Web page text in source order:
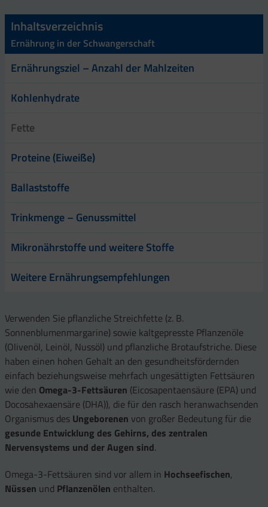
Inhaltsverzeichnis
Ernährung in der Schwangerschaft
Ernährungsziel – Anzahl der Mahlzeiten
Kohlenhydrate
Fette
Proteine (Eiweiße)
Ballaststoffe
Trinkmenge – Genussmittel
Mikronährstoffe und weitere Stoffe
Weitere Ernährungsempfehlungen
Verwenden Sie pflanzliche Streichfette (z. B.
Sonnenblumenmargarine) sowie kaltgepresste Pflanzenöle
(Olivenöl, Leinöl, Nussöl) und pflanzliche Brotaufstriche. Diese
haben einen hohen Gehalt an den gesundheitsfördernden
einfach beziehungsweise mehrfach ungesättigten Fettsäuren
wie den Omega-3-Fettsäuren (Eicosapentaensäure (EPA) und
Docosahexaensäre (DHA)), die für den rasch heranwachsenden
Organismus des Ungeborenen von großer Bedeutung für die
gesunde Ent­wicklung des Gehirns, des zentra­len
Nervensystems und der Augen sind.
Omega-3-Fettsäuren sind vor allem in Hochseefischen,
Nüssen und Pflanzenölen enthalten.